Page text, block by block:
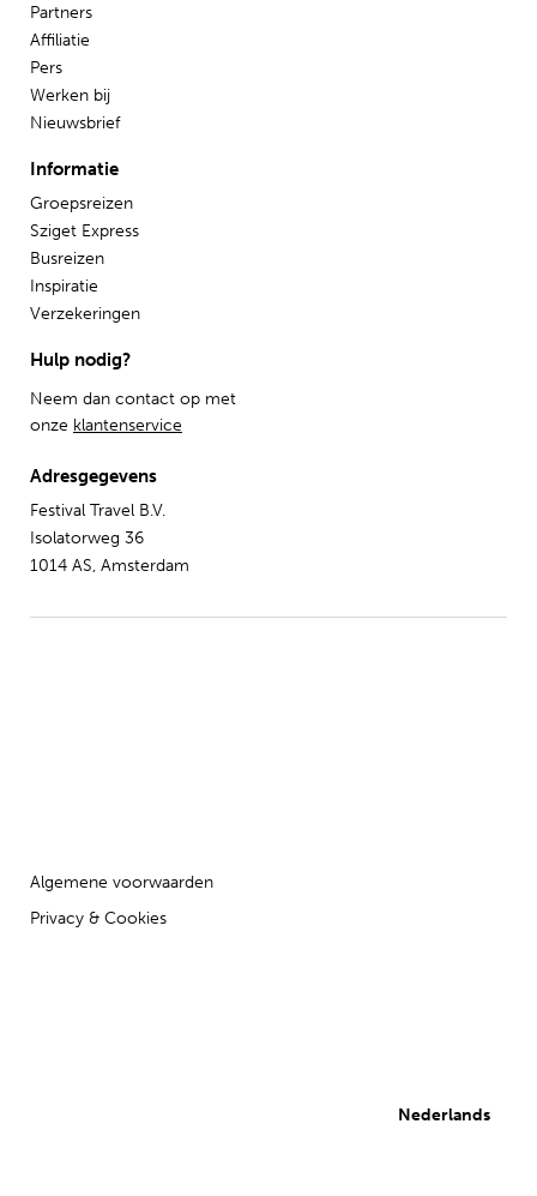
Partners
Affiliatie
Pers
Werken bij
Nieuwsbrief
Informatie
Groepsreizen
Sziget Express
Busreizen
Inspiratie
Verzekeringen
Hulp nodig?
Neem dan contact op met
onze klantenservice
Adresgegevens
Festival Travel B.V.
Isolatorweg 36
1014 AS, Amsterdam
Algemene voorwaarden
Privacy & Cookies
Nederlands